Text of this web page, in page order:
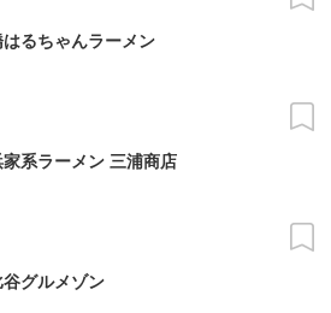
はるちゃんラーメン
系ラーメン 三浦商店
谷グルメゾン